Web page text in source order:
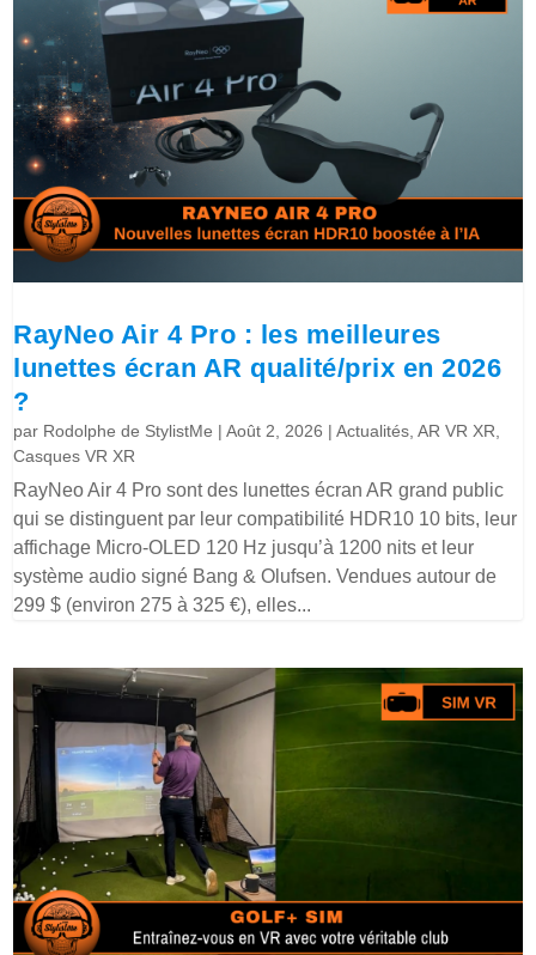
RayNeo Air 4 Pro : les meilleures
lunettes écran AR qualité/prix en 2026
?
par Rodolphe de StylistMe |Août 2, 2026 |Actualités ,AR VR XR
Casques VR XR
RayNeo Air 4 Pro sont des lunettes écran AR grand public
qui se distinguent par leur compatibilité HDR10 10 bits, leur
affichage Micro-OLED 120 Hz jusqu’à 1200 nits et leur
système audio signé Bang & Olufsen. Vendues autour de
299 $ (environ 275 à 325 €), elles...